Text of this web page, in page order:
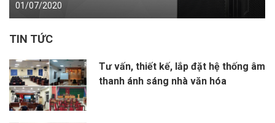
01/07/2020
TIN TỨC
Tư vấn, thiết kế, lắp đặt hệ thống âm
thanh ánh sáng nhà văn hóa